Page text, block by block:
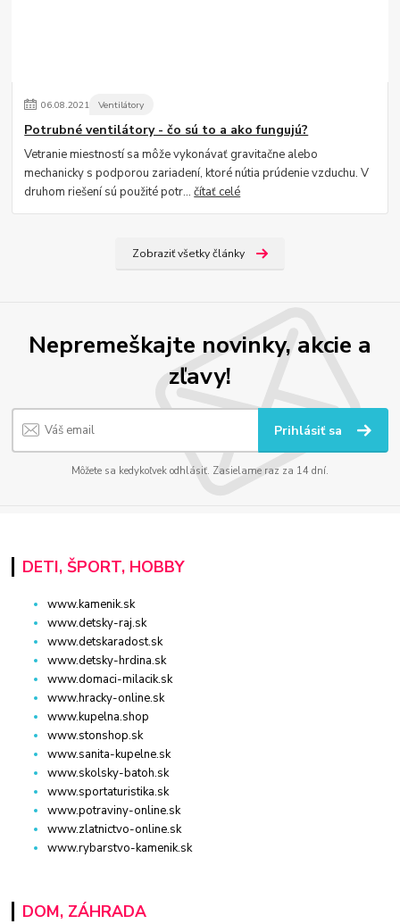
06.08.2021 Ventilátory
Potrubné ventilátory - čo sú to a ako fungujú?
Vetranie miestností sa môže vykonávať gravitačne alebo
mechanicky s podporou zariadení, ktoré nútia prúdenie vzduchu. V
druhom riešení sú použité potr...čítať celé
Zobraziť všetky články
Nepremeškajte novinky, akcie a
zľavy!
Prihlásiť sa
Môžete sa kedykoľvek odhlásiť. Zasielame raz za 14 dní.
DETI, ŠPORT, HOBBY
www.kamenik.sk
www.detsky-raj.sk
www.detskaradost.sk
www.detsky-hrdina.sk
www.domaci-milacik.sk
www.hracky-online.sk
www.kupelna.shop
www.stonshop.sk
www.sanita-kupelne.sk
www.skolsky-batoh.sk
www.sportaturistika.sk
www.potraviny-online.sk
www.zlatnictvo-online.sk
www.rybarstvo-kamenik.sk
DOM, ZÁHRADA